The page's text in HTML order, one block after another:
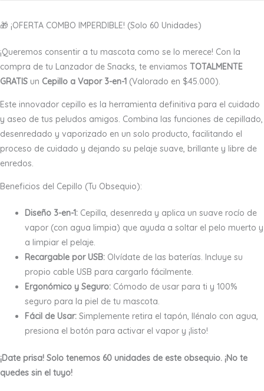
🎁 ¡OFERTA COMBO IMPERDIBLE! (Solo 60 Unidades)
¡Queremos consentir a tu mascota como se lo merece! Con la
compra de tu Lanzador de Snacks, te enviamos TOTALMENTE
GRATIS un Cepillo a Vapor 3-en-1 (Valorado en $45.000).
Este innovador cepillo es la herramienta definitiva para el cuidado
y aseo de tus peludos amigos. Combina las funciones de cepillado,
desenredado y vaporizado en un solo producto, facilitando el
proceso de cuidado y dejando su pelaje suave, brillante y libre de
enredos.
Beneficios del Cepillo (Tu Obsequio):
Diseño 3-en-1: Cepilla, desenreda y aplica un suave rocío de
vapor (con agua limpia) que ayuda a soltar el pelo muerto y
a limpiar el pelaje.
Recargable por USB: Olvídate de las baterías. Incluye su
propio cable USB para cargarlo fácilmente.
Ergonómico y Seguro: Cómodo de usar para ti y 100%
seguro para la piel de tu mascota.
Fácil de Usar: Simplemente retira el tapón, llénalo con agua,
presiona el botón para activar el vapor y ¡listo!
¡Date prisa! Solo tenemos 60 unidades de este obsequio. ¡No te
quedes sin el tuyo!